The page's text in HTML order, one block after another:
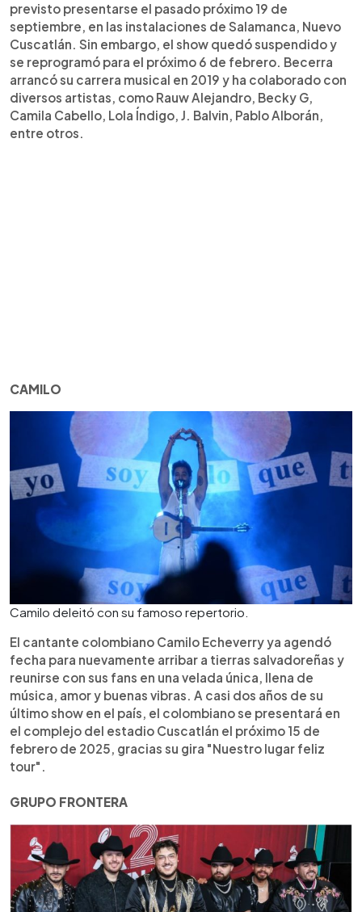
previsto presentarse el pasado próximo 19 de
septiembre, en las instalaciones de Salamanca, Nuevo
Cuscatlán. Sin embargo, el show quedó suspendido y
se reprogramó para el próximo 6 de febrero. Becerra
arrancó su carrera musical en 2019 y ha colaborado con
diversos artistas, como Rauw Alejandro, Becky G,
Camila Cabello, Lola Índigo, J. Balvin, Pablo Alborán,
entre otros.
CAMILO
Camilo deleitó con su famoso repertorio.
El cantante colombiano Camilo Echeverry ya agendó
fecha para nuevamente arribar a tierras salvadoreñas y
reunirse con sus fans en una velada única, llena de
música, amor y buenas vibras. A casi dos años de su
último show en el país, el colombiano se presentará en
el complejo del estadio Cuscatlán el próximo 15 de
febrero de 2025, gracias su gira "Nuestro lugar feliz
tour".
GRUPO FRONTERA